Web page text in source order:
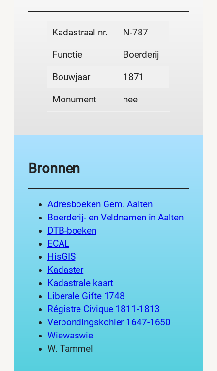
Kadastraal nr. N-787
Functie Boerderij
Bouwjaar 1871
Monument nee
Bronnen
Adresboeken Gem. Aalten
Boerderij- en Veldnamen in Aalten
DTB-boeken
ECAL
HisGIS
Kadaster
Kadastrale kaart
Liberale Gifte 1748
Régistre Civique 1811-1813
Verpondingskohier 1647-1650
Wiewaswie
W. Tammel